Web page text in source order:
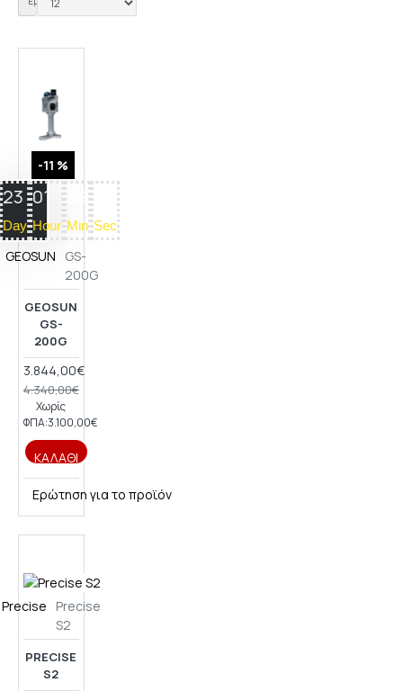
-11 %
23
Day
01
Hour
36
Min Sec
GEOSUN
GS-
200G
GEOSUN
GS-
200G
3.844,00€
4.340,00€
Χωρίς
ΦΠΑ:3.100,00€
ΚΑΛΆΘΙ
Ερώτηση για το προϊόν
Precise
Precise
S2
PRECISE
S2